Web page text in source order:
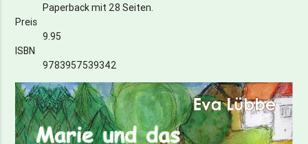
Paperback mit 28 Seiten.
Preis
9.95
ISBN
9783957539342